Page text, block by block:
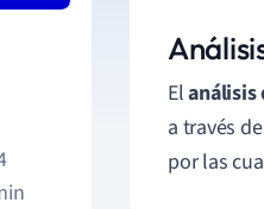
Elanálisis
a través
por las